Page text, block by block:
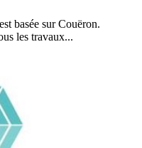
basée sur Couëron.
les travaux...